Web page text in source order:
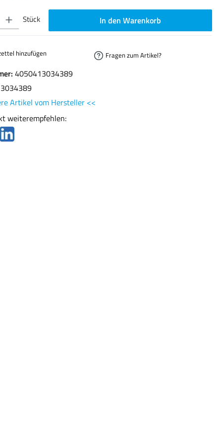
den gewünschten Wert ein oder benutze die Schaltflächen um die Anzahl zu erhöhen
Stück In den Warenkorb
hinzufügen Fragen zum Artikel?
4050413034389
Artikel vom Hersteller <<
weiterempfehlen: